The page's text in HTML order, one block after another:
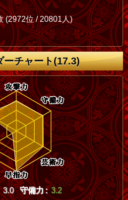
(2972位 / 20801人)
ーチャート(17.3)
3.0 守備力 : 3.2